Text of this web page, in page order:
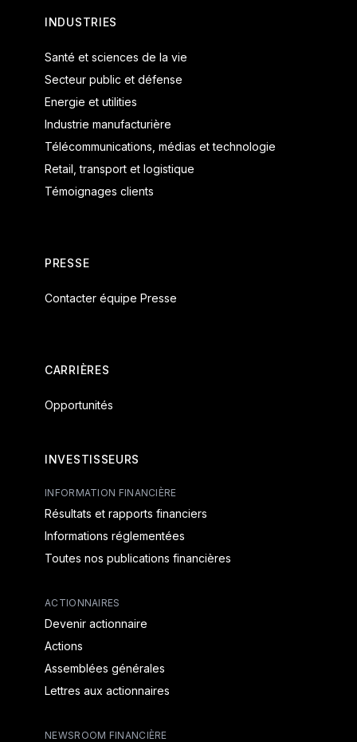
INDUSTRIES
Santé et sciences de la vie
Secteur public et défense
Energie et utilities
Industrie manufacturière
Télécommunications, médias et technologie
Retail, transport et logistique
Témoignages clients
PRESSE
Contacter équipe Presse
CARRIÈRES
Opportunités
INVESTISSEURS
INFORMATION FINANCIÈRE
Résultats et rapports financiers
Informations réglementées
Toutes nos publications financières
ACTIONNAIRES
Devenir actionnaire
Actions
Assemblées générales
Lettres aux actionnaires
NEWSROOM FINANCIÈRE